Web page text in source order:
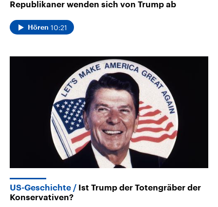
Republikaner wenden sich von Trump ab
Hören 10:21
US-Geschichte
Ist Trump der Totengräber der
Konservativen?